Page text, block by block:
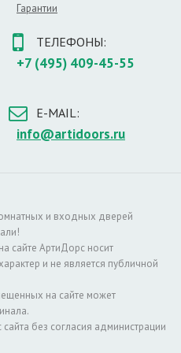
используются прочные породы
пространство заполняется
Наружным покрытием
достоинства дверей.
повсюду. Основной
которых можно установить
сочетается с более
Гарантии
ТЕЛЕФОНЫ:
+7 (495) 409-45-55
E-MAIL:
info@artidoors.ru
и входных дверей
сайте АртиДорс носит
и не является публичной
на сайте может
без согласия администрации